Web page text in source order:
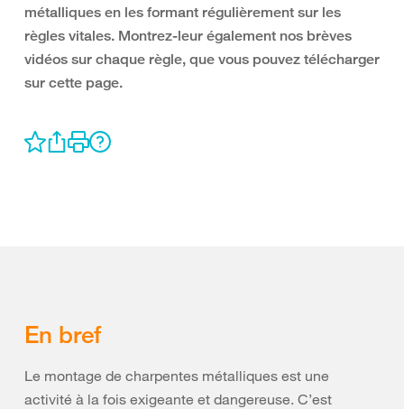
métalliques en les formant régulièrement sur les
règles vitales. Montrez-leur également nos brèves
vidéos sur chaque règle, que vous pouvez télécharger
sur cette page.
En bref
Le montage de charpentes métalliques est une
activité à la fois exigeante et dangereuse. C’est